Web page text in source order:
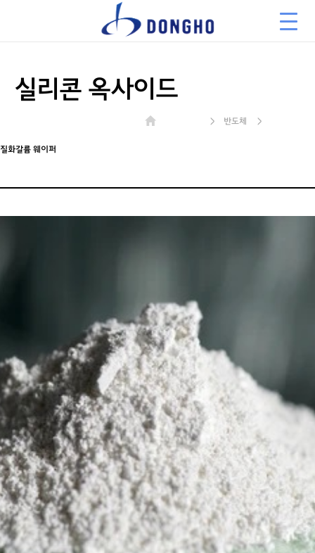
실리콘 옥사이드
> 반도체 >
질화갈륨 웨이퍼